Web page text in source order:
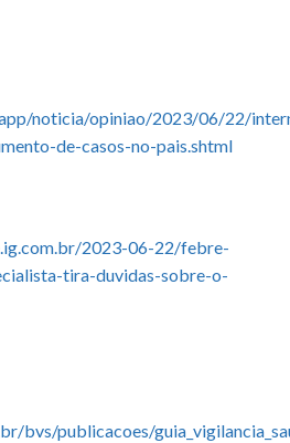
noticia/opiniao/2023/06/22/
de-casos-no-pais.shtml
2023-06-22/febre-
tira-duvidas-sobre-o-
bvs/publicacoes/